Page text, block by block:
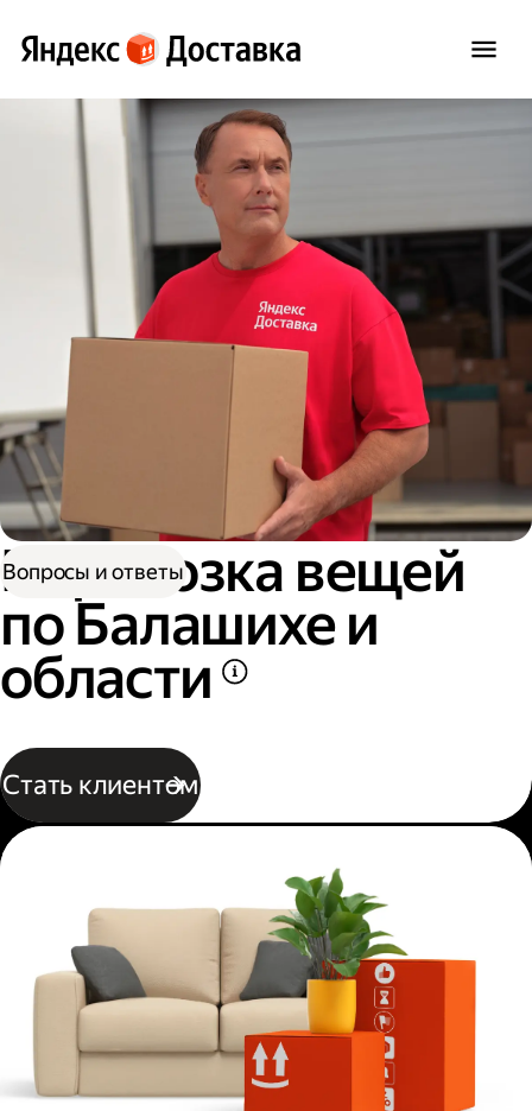
Перевозка вещей
по Балашихе и
области
Стать клиентом
Вопросы и ответы